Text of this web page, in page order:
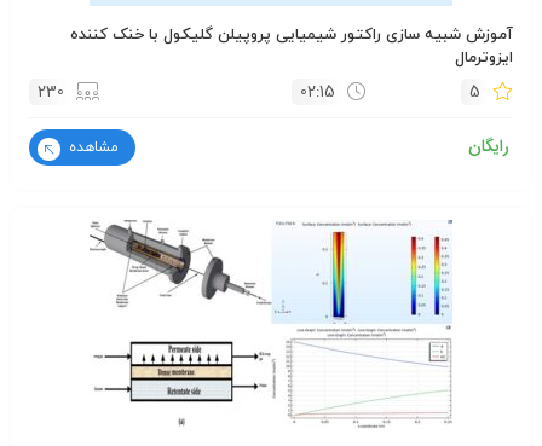
آموزش شبیه سازی راکتور شیمیایی پروپیلن گلیکول با خنک کننده
ایزوترمال
5
02:15
230
رایگان مشاهده